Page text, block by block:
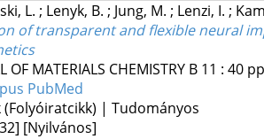
L. ; Lenyk, B. ; Jung, M. ; Lenzi, I. ;
of transparent and flexible neural
OF MATERIALS CHEMISTRY B 11 : 40
PubMed
(Folyóiratcikk) | Tudományos
[Nyilvános]